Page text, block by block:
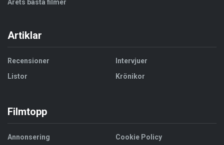
Årets bästa filmer
Artiklar
Recensioner
Listor
Intervjuer
Krönikor
Filmtopp
Annonsering Cookie Policy